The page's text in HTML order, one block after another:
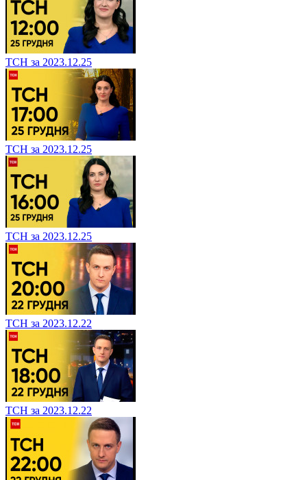
ТСН за 2023.12.25
ТСН за 2023.12.25
ТСН за 2023.12.25
ТСН за 2023.12.22
ТСН за 2023.12.22